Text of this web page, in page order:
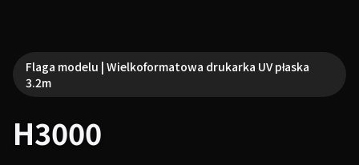
Flaga modelu | Wielkoformatowa drukarka UV płaska
3.2m
H3000